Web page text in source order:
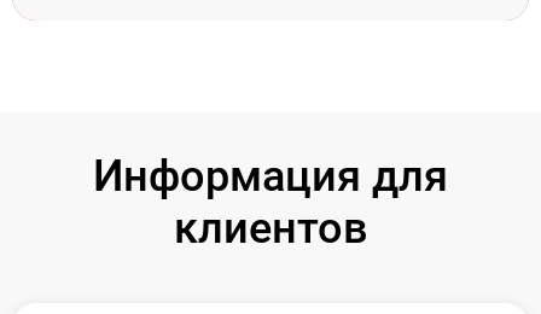
Информация для
клиентов